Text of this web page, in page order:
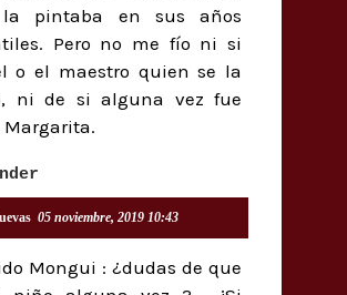
pintaba en sus años
Pero no me fío ni si
o el maestro quien se la
ni de si alguna vez fue
Margarita.
05 noviembre, 2019 10:43
Mongui : ¿dudas de que